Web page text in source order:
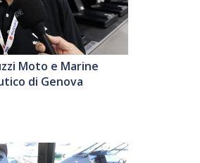
Moto e Marine
di Genova